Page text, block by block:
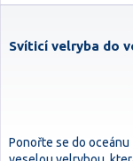
Svíticí velryba do
Ponořte se do oceánu